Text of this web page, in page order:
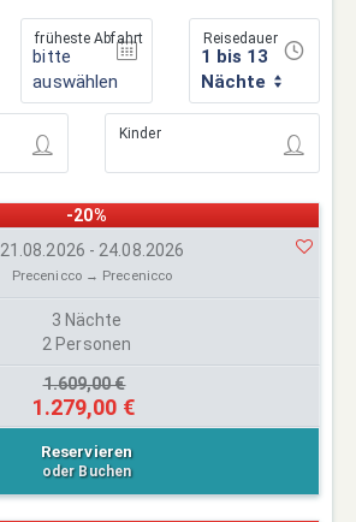
früheste Abfahrt
bitte
auswählen
Reisedauer
1 bis 13
Nächte
Kinder
-20%
21.08.2026 - 24.08.2026
Precenicco → Precenicco
3 Nächte
2 Personen
1.609,00 €
1.279,00 €
Reservieren
oder Buchen